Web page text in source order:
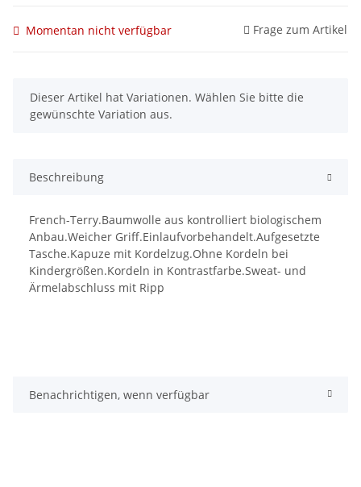
Momentan nicht verfügbar Frage zum Artikel
x
Dieser Artikel hat Variationen. Wählen Sie bitte die
gewünschte Variation aus.
Beschreibung
French-Terry.Baumwolle aus kontrolliert biologischem
Anbau.Weicher Griff.Einlaufvorbehandelt.Aufgesetzte
Tasche.Kapuze mit Kordelzug.Ohne Kordeln bei
Kindergrößen.Kordeln in Kontrastfarbe.Sweat- und
Ärmelabschluss mit Ripp
Benachrichtigen, wenn verfügbar